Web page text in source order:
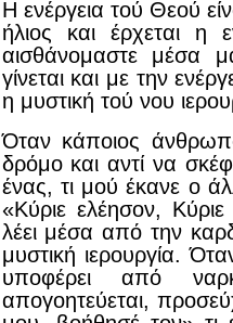
Η ενέργεια τού Θεού
ήλιος και έρχεται η
αισθάνομαστε μέσα
γίνεται και με την
η μυστική τού νου
Όταν κάποιος
δρόμο και αντί να
ένας, τι μού έκανε ο
«Κύριε ελέησον,
λέει μέσα από την
μυστική ιερουργία.
υποφέρει από
απογοητεύεται,